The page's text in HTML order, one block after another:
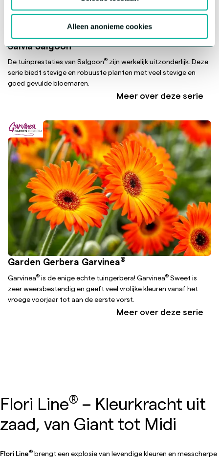
Alleen anonieme cookies
Salvia Salgoon
De tuinprestaties van Salgoon® zijn werkelijk uitzonderlijk. Deze
serie biedt stevige en robuuste planten met veel stevige en
goed gevulde bloemaren.
Meer over deze serie
Garden Gerbera Garvinea®
Garvinea® is de enige echte tuingerbera! Garvinea® Sweet is
zeer weersbestendig en geeft veel vrolijke kleuren vanaf het
vroege voorjaar tot aan de eerste vorst.
Meer over deze serie
Flori Line® – Kleurkracht uit
zaad, van Giant tot Midi
Flori Line® brengt een explosie van levendige kleuren en messcherpe